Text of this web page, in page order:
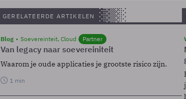
GERELATEERDE ARTIKELEN
Blog Soevereinteit, Cloud Partner
Van legacy naar soevereiniteit
Waarom je oude applicaties je grootste risico zijn.
1 min